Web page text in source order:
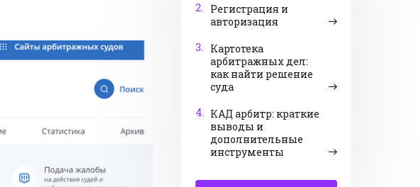
2.
Регистрация и
авторизация
3.
Картотека
арбитражных дел:
как найти решение
суда
4. КАД арбитр: краткие
выводы и
дополнительные
инструменты